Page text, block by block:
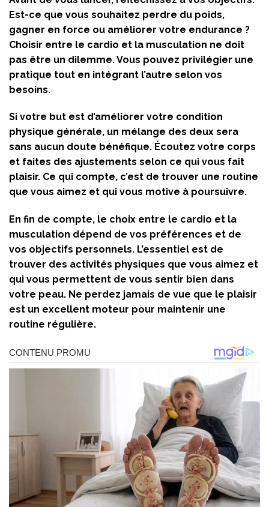
Est-ce que vous souhaitez perdre du poids,
gagner en force ou améliorer votre endurance ?
Choisir entre le cardio et la musculation ne doit
pas être un dilemme. Vous pouvez privilégier une
pratique tout en intégrant l’autre selon vos
besoins.
Si votre but est d’améliorer votre condition
physique générale, un mélange des deux sera
sans aucun doute bénéfique. Écoutez votre corps
et faites des ajustements selon ce qui vous fait
plaisir. Ce qui compte, c’est de trouver une routine
que vous aimez et qui vous motive à poursuivre.
En fin de compte, le choix entre le cardio et la
musculation dépend de vos préférences et de
vos objectifs personnels. L’essentiel est de
trouver des activités physiques que vous aimez et
qui vous permettent de vous sentir bien dans
votre peau. Ne perdez jamais de vue que le plaisir
est un excellent moteur pour maintenir une
routine régulière.